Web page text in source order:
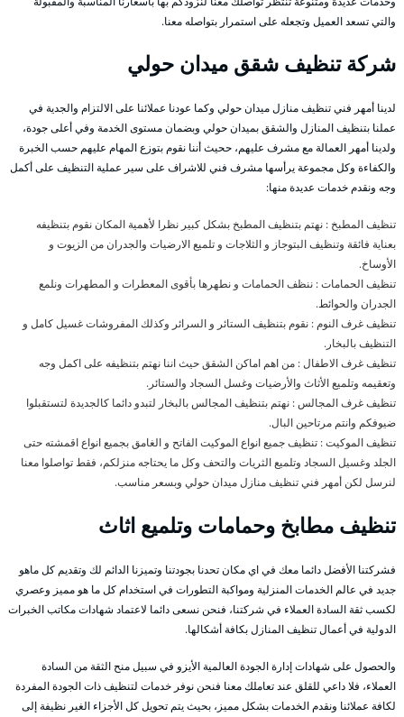
والتي تسعد العميل وتجعله على استمرار بتواصله معنا.
شركة تنظيف شقق ميدان حولي
لدينا أمهر فني تنظيف منازل ميدان حولي وكما عودنا عملائنا على الالتزام والجدية في
عملنا بتنظيف المنازل والشقق بميدان حولي وبضمان مستوى الخدمة وفي أعلى جودة،
ولدينا أمهر العمالة مع مشرف عليهم، ححيث أننا نقوم بتوزع المهام عليهم حسب الخبرة
والكفاءة وكل مجموعة يرأسها مشرف فني للاشراف على سير عملية التنظيف على أكمل
وجه ونقدم خدمات عديدة منها:
تنظيف المطبخ : نهتم بتنظيف المطبخ بشكل كبير نظرا لأهمية المكان نقوم بتنظيفه
بعناية فائقة وتنظيف البتوجاز و الثلاجات و تلميع الارضيات والجدران من الزيوت و
الأوساخ.
تنظيف الحمامات : ننظف الحمامات و نطهرها بأقوى المعطرات و المطهرات ونلمع
الجدران والحوائط.
تنظيف غرف النوم : نقوم بتنظيف الستائر و السرائر وكذلك المفروشات غسيل كامل و
التنظيف بالبخار.
تنظيف غرف الاطفال : من اهم اماكن الشقق حيث اننا نهتم بتنظيفه على اكمل وجه
وتعقيمه وتلميع الأثاث والأرضيات وغسل السجاد والستائر.
تنظيف غرف المجالس : نهتم بتنظيف المجالس بالبخار لتبدو دائما كالجديدة لتستقبلوا
ضيوفكم وانتم مرتاحين البال.
تنظيف الموكيت : تنظيف جميع انواع الموكيت الفاتح و الغامق بجميع انواع اقمشته حتى
الجلد وغسيل السجاد وتلميع الثريات والتحف وكل ما يحتاجه منزلكم، فقط تواصلوا معنا
لنرسل لكن أمهر فني تنظيف منازل ميدان حولي وبسعر مناسب.
تنظيف مطابخ وحمامات وتلميع اثاث
فشركتنا الأفضل دائما معك في اي مكان تحدنا بجودتنا وتميزنا الدائم لك وتقديم كل ماهو
جديد في عالم الخدمات المنزلية ومواكبة التطورات في استخدام كل ما هو مميز وعصري
لكسب ثقة السادة العملاء في شركتنا، فنحن نسعى دائما لاعتماد شهادات مكاتب الخبرات
الدولية في أعمال تنظيف المنازل بكافة أشكالها.
والحصول على شهادات إدارة الجودة العالمية الأيزو في سبيل منح الثقة من السادة
العملاء، فلا داعي للقلق عند تعاملك معنا فنحن نوفر خدمات لتنظيف ذات الجودة المفردة
لكافة عملائنا ونقدم الخدمات بشكل مميز، بحيث يتم تحويل كل الأجزاء الغير نظيفة إلى